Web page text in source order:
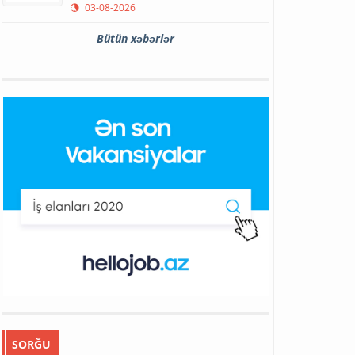
03-08-2026
Bütün xəbərlər
SORĞU